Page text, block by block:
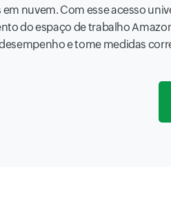
nuvem. Com esse acesso
do espaço de trabalho
e tome medidas